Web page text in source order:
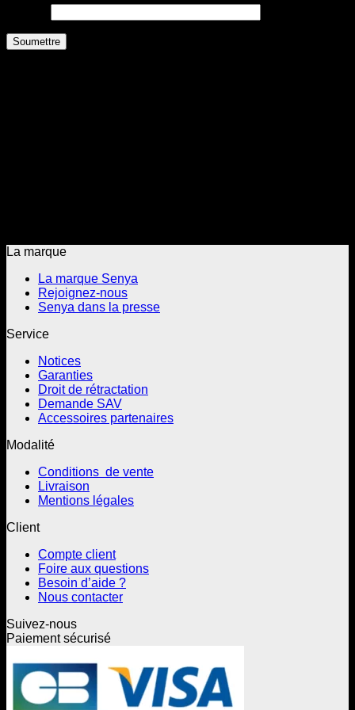
La marque
La marque Senya
Rejoignez-nous
Senya dans la presse
Service
Notices
Garanties
Droit de rétractation
Demande SAV
Accessoires partenaires
Modalité
Conditions de vente
Livraison
Mentions légales
Client
Compte client
Foire aux questions
Besoin d’aide ?
Nous contacter
Suivez-nous
Paiement sécurisé